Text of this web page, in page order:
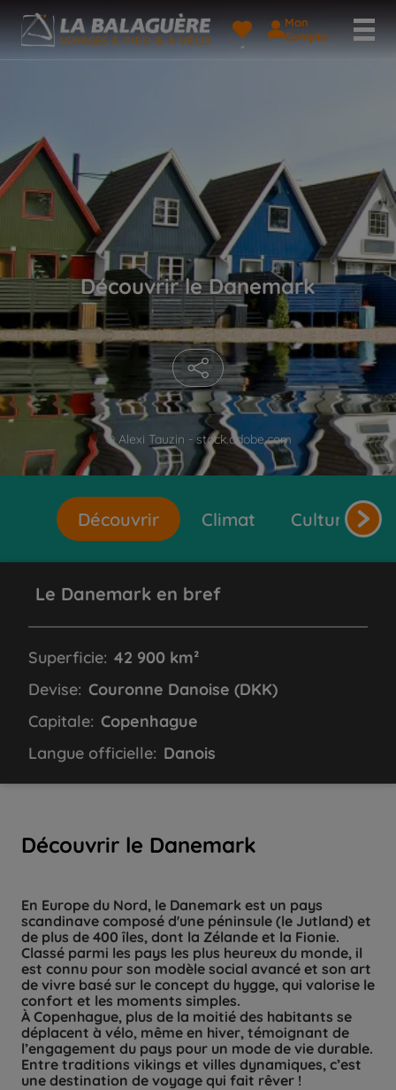
Mon
Compte
© Alexi Tauzin - stock.adobe.com
Découvrir le Danemark
Découvrir Climat Cultures et
Découvrir le Danemark
En Europe du Nord, le Danemark est un pays
scandinave composé d'une péninsule (le Jutland) et
de plus de 400 îles, dont la Zélande et la Fionie.
Classé parmi les pays les plus heureux du monde, il
est connu pour son modèle social avancé et son art
de vivre basé sur le concept du hygge, qui valorise le
confort et les moments simples.
À Copenhague, plus de la moitié des habitants se
déplacent à vélo, même en hiver, témoignant de
l’engagement du pays pour un mode de vie durable.
Entre traditions vikings et villes dynamiques, c’est
une destination de voyage qui fait rêver !
Le Danemark en bref
Superficie: 42 900 km²
Devise: Couronne Danoise (DKK)
Capitale: Copenhague
Langue officielle: Danois